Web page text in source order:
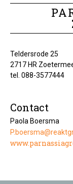
Teldersrode 25
2717 HR
tel. 088-3577444
Contact
Paola Boersma